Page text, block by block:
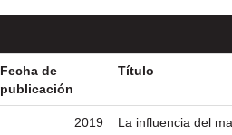
Fecha de
publicación
Título
2019
La influencia del